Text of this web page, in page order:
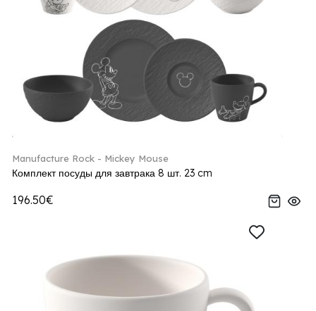
Manufacture Rock - Mickey Mouse
Комплект посуды для завтрака 8 шт. 23 cm
196.50€